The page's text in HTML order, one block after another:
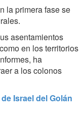
la primera fase se
asentamientos
en los territorios
ha
a los colonos
Israel del Golán